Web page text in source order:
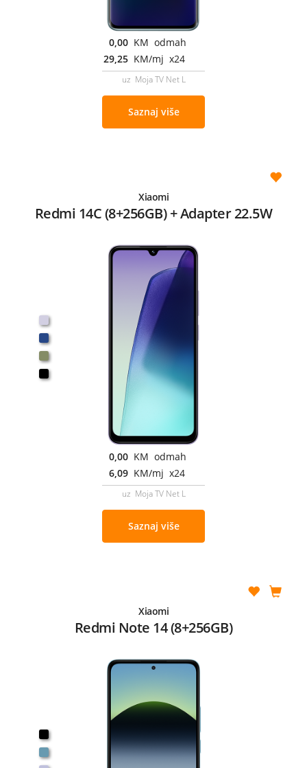
0,00 KM odmah
29,25 KM/mj x24
uz Moja TV Net L
Saznaj više
Xiaomi
Redmi 14C (8+256GB) + Adapter 22.5W
0,00 KM odmah
6,09 KM/mj x24
uz Moja TV Net L
Saznaj više
Xiaomi
Redmi Note 14 (8+256GB)